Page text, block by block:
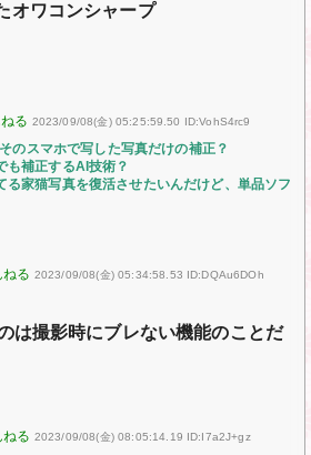
オワコンシャープ
2023/09/08(金) 05:25:59.50 ID:VohS4rc9
のスマホで写した写真だけの補正？
も補正するAI技術？
る家猫写真を復活させたいんだけど、単品ソフ
2023/09/08(金) 05:34:58.53 ID:DQAu6DOh
は撮影時にブレない機能のことだ
2023/09/08(金) 08:05:14.19 ID:I7a2J+gz